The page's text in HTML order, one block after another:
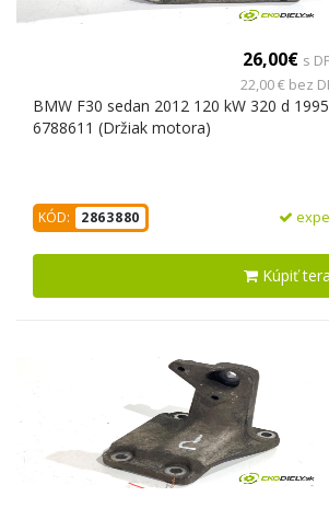
26,00€ s
22,00 € bez
BMW F30 sedan 2012 120 kW 320 d
6788611 (Držiak motora)
KÓD: 2863880
Kúpiť